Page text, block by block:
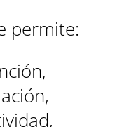
permite: